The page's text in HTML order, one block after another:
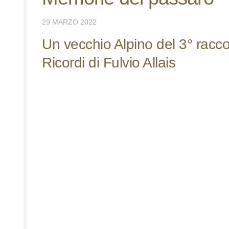
29 MARZO 2022
Un vecchio Alpino del 3°
Ricordi di Fulvio Allais